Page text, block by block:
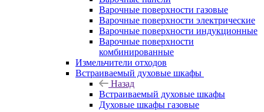
Варочные поверхности газовые
Варочные поверхности электрические
Варочные поверхности индукционные
Варочные поверхности
комбинированные
Измельчители отходов
Встраиваемый духовые шкафы
Назад
Встраиваемый духовые шкафы
Духовые шкафы газовые